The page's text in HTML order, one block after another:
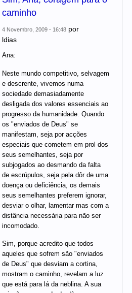
caminho
4 Novembro, 2009 - 16:48 por
ldias
Ana:
Neste mundo competitivo, selvagem
e descrente, vivemos numa
sociedade demasiadamente
desligada dos valores essenciais ao
progresso da humanidade. Quando
os "enviados de Deus" se
manifestam, seja por acções
especiais que cometem em prol dos
seus semelhantes, seja por
subjogados ao desmando da falta
de escrúpulos, seja pela dôr de uma
doença ou deficiência, os demais
seus semelhantes preferem ignorar,
desviar o olhar, lamentar mas com a
distância necessária para não ser
incomodado.
Sim, porque acredito que todos
aqueles que sofrem são "enviados
de Deus" que desviam a cortina,
mostram o caminho, revelam a luz
que está para lá da neblina. A sua